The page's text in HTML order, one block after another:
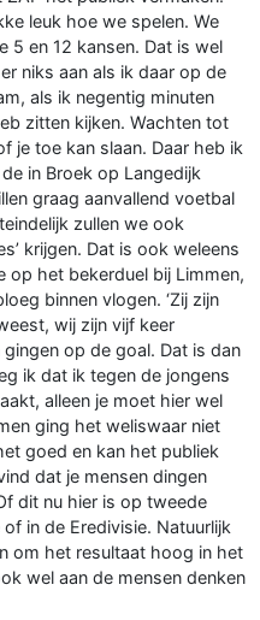
leuk hoe we spelen. We
5 en 12 kansen. Dat is wel
niks aan als ik daar op de
als ik negentig minuten
zitten kijken. Wachten tot
je toe kan slaan. Daar heb ik
in Broek op Langedijk
graag aanvallend voetbal
zullen we ook
krijgen. Dat is ook weleens
op het bekerduel bij Limmen,
binnen vlogen. ‘Zij zijn
wij zijn vijf keer
op de goal. Dat is dan
ik dat ik tegen de jongens
alleen je moet hier wel
ging het weliswaar niet
goed en kan het publiek
dat je mensen dingen
dit nu hier is op tweede
in de Eredivisie. Natuurlijk
om het resultaat hoog in het
wel aan de mensen denken